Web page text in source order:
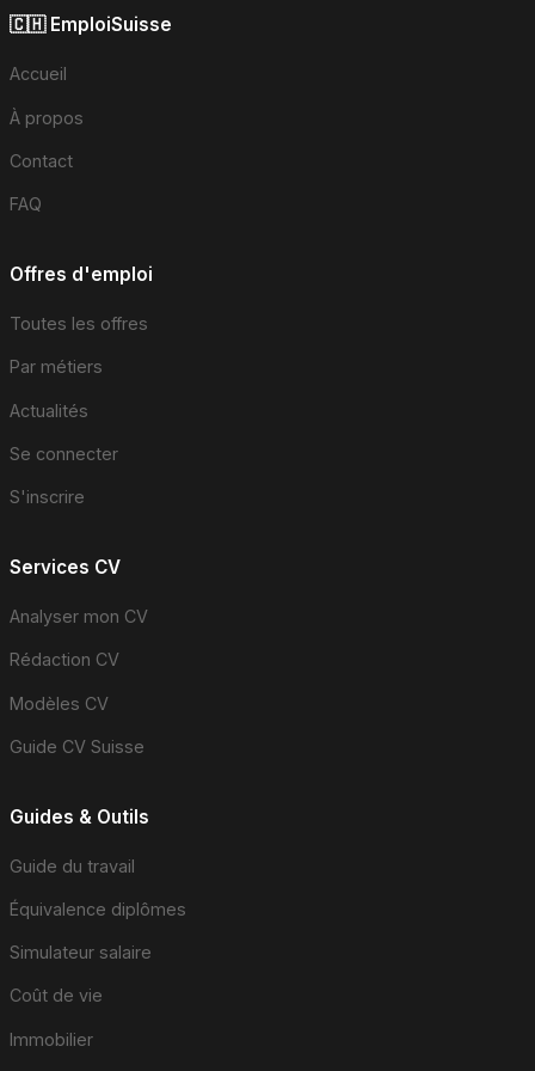
🇨🇭 EmploiSuisse
Accueil
À propos
Contact
FAQ
Offres d'emploi
Toutes les offres
Par métiers
Actualités
Se connecter
S'inscrire
Services CV
Analyser mon CV
Rédaction CV
Modèles CV
Guide CV Suisse
Guides & Outils
Guide du travail
Équivalence diplômes
Simulateur salaire
Coût de vie
Immobilier